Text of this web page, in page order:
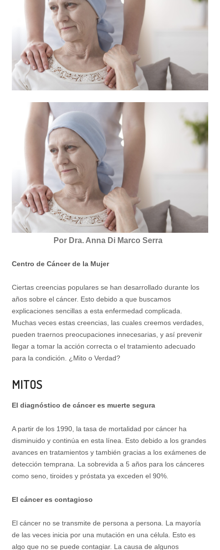
Por Dra. Anna Di Marco Serra
Centro de Cáncer de la Mujer
Ciertas creencias populares se han desarrollado durante los
años sobre el cáncer. Esto debido a que buscamos
explicaciones sencillas a esta enfermedad complicada.
Muchas veces estas creencias, las cuales creemos verdades,
pueden traernos preocupaciones innecesarias, y así prevenir
llegar a tomar la acción correcta o el tratamiento adecuado
para la condición. ¿Mito o Verdad?
MITOS
El diagnóstico de cáncer es muerte segura
A partir de los 1990, la tasa de mortalidad por cáncer ha
disminuido y continúa en esta línea. Esto debido a los grandes
avances en tratamientos y también gracias a los exámenes de
detección temprana. La sobrevida a 5 años para los cánceres
como seno, tiroides y próstata ya exceden el 90%.
El cáncer es contagioso
El cáncer no se transmite de persona a persona. La mayoría
de las veces inicia por una mutación en una célula. Esto es
algo que no se puede contagiar. La causa de algunos